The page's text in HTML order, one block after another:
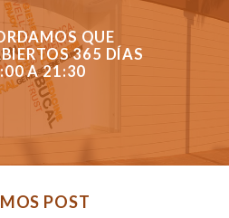
QUE
365 DÍAS
A 21:30
POST